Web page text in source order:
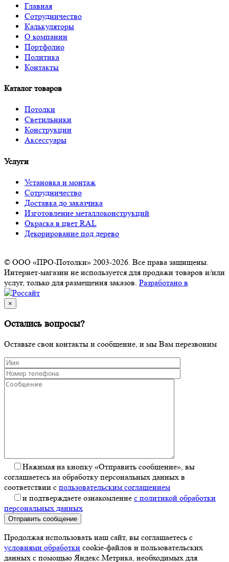
Главная
Сотрудничество
Калькуляторы
О компании
Портфолио
Политика
Контакты
Каталог товаров
Потолки
Светильники
Конструкции
Аксессуары
Услуги
Установка и монтаж
Сотрудничество
Доставка до заказчика
Изготовление металлоконструкций
Окраска в цвет RAL
Декорирование под дерево
© ООО «ПРО-Потолки» 2003-2026. Все права защищены.
Интернет-магазин не используется для продажи товаров и/или
услуг, только для размещения заказов. Разработано в
×
Остались вопросы?
Оставьте свои контакты и сообщение, и мы Вам перезвоним
Нажимая на кнопку «Отправить сообщение», вы
соглашаетесь на обработку персональных данных в
соответствии с пользовательским соглашением
и подтверждаете ознакомление с политикой обработки
персональных данных
Отправить сообщение
Продолжая использовать наш сайт, вы соглашаетесь с
условиями обработки cookie-файлов и пользовательских
данных с помощью Яндекс.Метрика, необходимых для